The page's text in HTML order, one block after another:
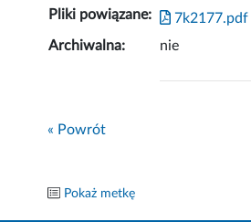
Pliki powiązane: 7k2177.pdf
Archiwalna:
nie
« Powrót
Pokaż metkę